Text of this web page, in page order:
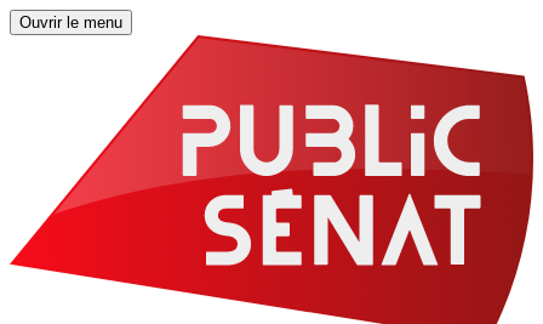
Ouvrir le menu